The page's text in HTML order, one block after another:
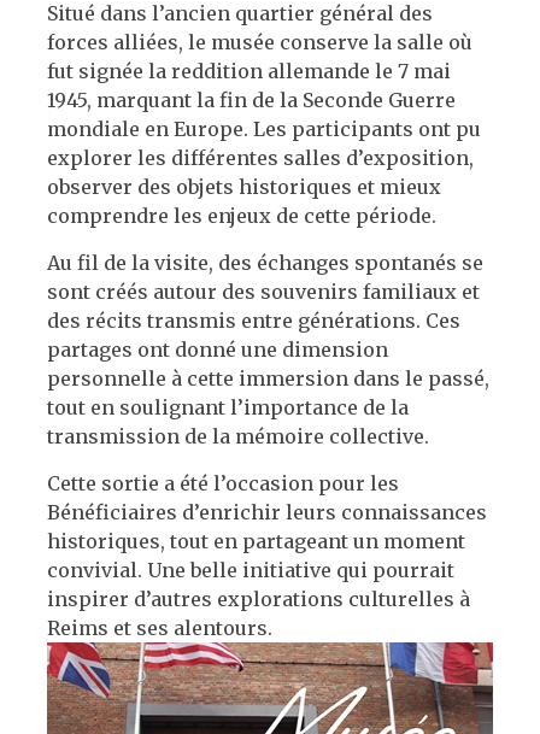
Situé dans l’ancien quartier général des
forces alliées, le musée conserve la salle où
fut signée la reddition allemande le 7 mai
1945, marquant la fin de la Seconde Guerre
mondiale en Europe. Les participants ont pu
explorer les différentes salles d’exposition,
observer des objets historiques et mieux
comprendre les enjeux de cette période.
Au fil de la visite, des échanges spontanés se
sont créés autour des souvenirs familiaux et
des récits transmis entre générations. Ces
partages ont donné une dimension
personnelle à cette immersion dans le passé,
tout en soulignant l’importance de la
transmission de la mémoire collective.
Cette sortie a été l’occasion pour les
Bénéficiaires d’enrichir leurs connaissances
historiques, tout en partageant un moment
convivial. Une belle initiative qui pourrait
inspirer d’autres explorations culturelles à
Reims et ses alentours.